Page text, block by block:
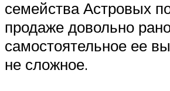
семейства Астровых
продаже довольно
самостоятельное ее
не сложное.